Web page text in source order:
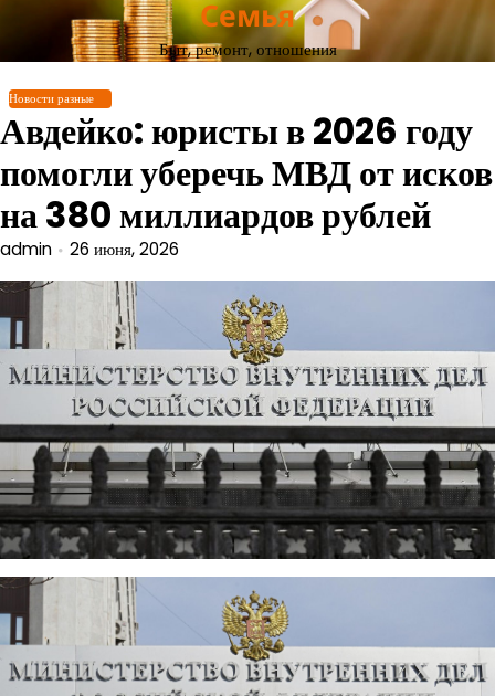
Перейти
содержимому
Семья
Быт, ремонт, отношения
Новости разные
Авдейко: юристы в 2026 году
помогли уберечь МВД от исков
на 380 миллиардов рублей
admin 26 июня, 2026